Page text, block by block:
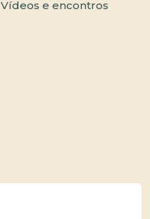
Vídeos e encontros